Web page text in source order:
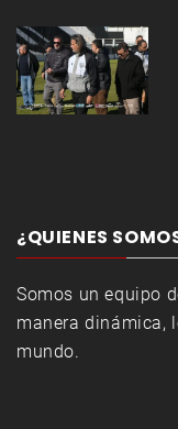
¿QUIENES
Somos un equipo
manera dinámica,
mundo.